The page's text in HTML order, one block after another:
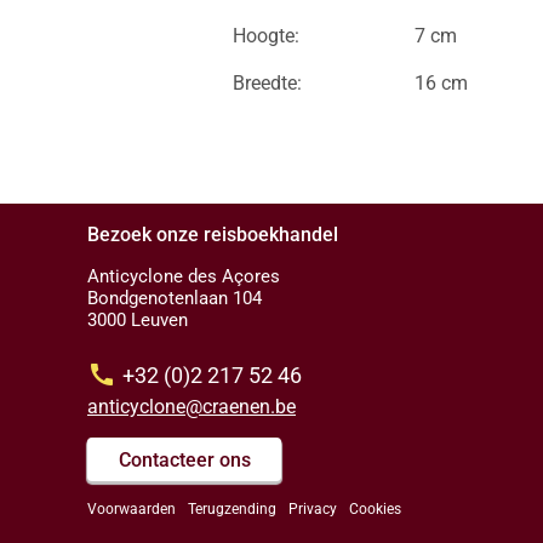
Hoogte: 7 cm
Breedte: 16 cm
Bezoek onze reisboekhandel
Anticyclone des Açores
Bondgenotenlaan 104
3000 Leuven
call +32 (0)2 217 52 46
anticyclone@craenen.be
Contacteer ons
Voorwaarden Terugzending Privacy Cookies